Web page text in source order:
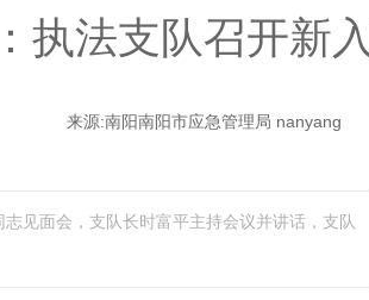
执法支队召开新
来源:南阳南阳市应急管理局 nanyang
见面会，支队长时富平主持会议并讲话，支队